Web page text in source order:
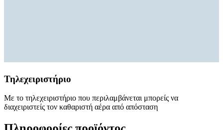
Τηλεχειριστήριο
Με το τηλεχειριστήριο που περιλαμβάνεται μπορείς να
διαχειριστείς τον καθαριστή αέρα από απόσταση